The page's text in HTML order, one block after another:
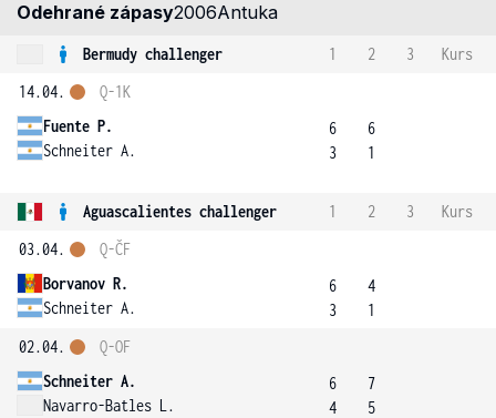
Odehrané zápasy2006Antuka
Bermudy challenger 1 2 3
Kurs
14.04.
Fuente P.
Schneiter A.
Q-1K
6
3
6
1
Aguascalientes challenger 1 2 3
Kurs
03.04.
Borvanov R.
Schneiter A.
Q-ČF
6
3
4
1
02.04.
Schneiter A.
Navarro-Batles L.
Q-OF
6
4
7
5